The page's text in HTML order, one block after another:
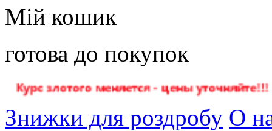
Мій кошик
готова до покупок
Знижки для роздробу О